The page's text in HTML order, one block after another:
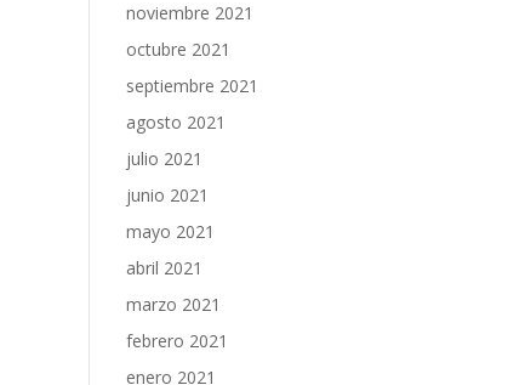
noviembre 2021
octubre 2021
septiembre 2021
agosto 2021
julio 2021
junio 2021
mayo 2021
abril 2021
marzo 2021
febrero 2021
enero 2021